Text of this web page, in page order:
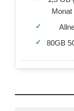
Monat
80GB